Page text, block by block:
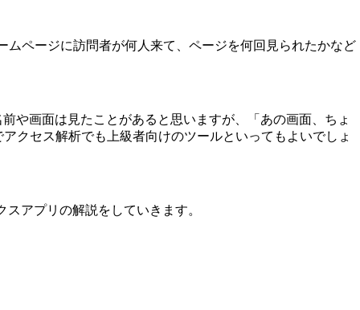
ページに訪問者が何人来て、ページを何回見られたかなど
前や画面は見たことがあると思いますが、「あの画面、ちょ
クセス解析でも上級者向けのツールといってもよいでしょ
アプリの解説をしていきます。